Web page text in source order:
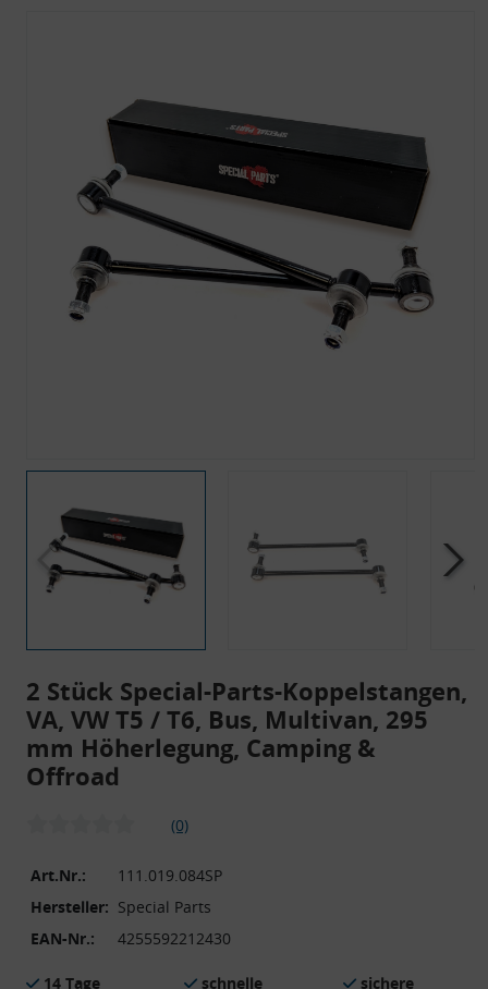
2 Stück Special-Parts-Koppelstangen,
VA, VW T5 / T6, Bus, Multivan, 295
mm Höherlegung, Camping &
Offroad
(0)
Art.Nr.:
111.019.084SP
Hersteller: Special Parts
EAN-Nr.:
4255592212430
14 Tage
schnelle
sichere